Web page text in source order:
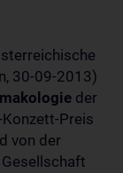
30-09-2013)
der
Preis
von der